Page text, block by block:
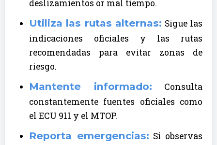
deslizamientos or mal tiempo.
Utiliza las rutas alternas: Sigue las
indicaciones oficiales y las rutas
recomendadas para evitar zonas de
riesgo.
Mantente informado: Consulta
constantemente fuentes oficiales como
el ECU 911 y el MTOP.
Reporta emergencias: Si observas